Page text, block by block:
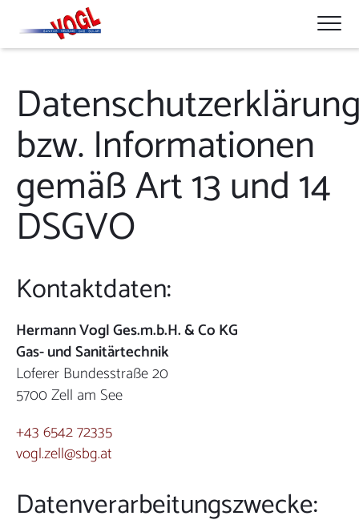
Zum Inhalt springen open
bzw. Informationen
gemäß Art 13 und 14
DSGVO
Kontaktdaten:
Hermann Vogl Ges.m.b.H. & Co KG
Gas- und Sanitärtechnik
Loferer Bundesstraße 20
5700 Zell am See
+43 6542 72335
vogl.zell@sbg.at
Datenverarbeitungszwecke: